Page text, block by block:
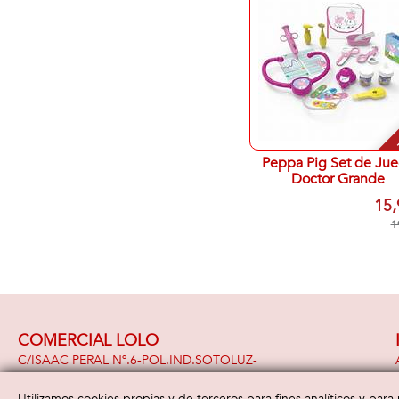
-
Peppa Pig Set de
Doctor Grande
COMERCIAL LOLO
C/ISAAC PERAL Nº.6-POL.IND.SOTOLUZ-
29320 -Campillos( Malaga )
951 391 948